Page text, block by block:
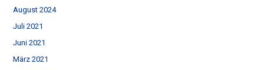
August 2024
Juli 2021
Juni 2021
März 2021